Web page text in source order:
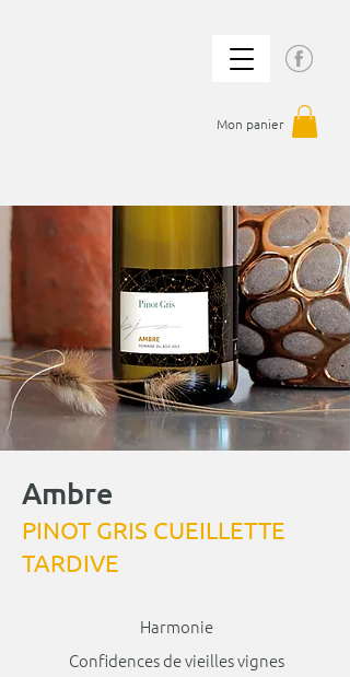
Mon panier
Ambre
PINOT GRIS CUEILLETTE
TARDIVE
Harmonie
Confidences de vieilles vignes